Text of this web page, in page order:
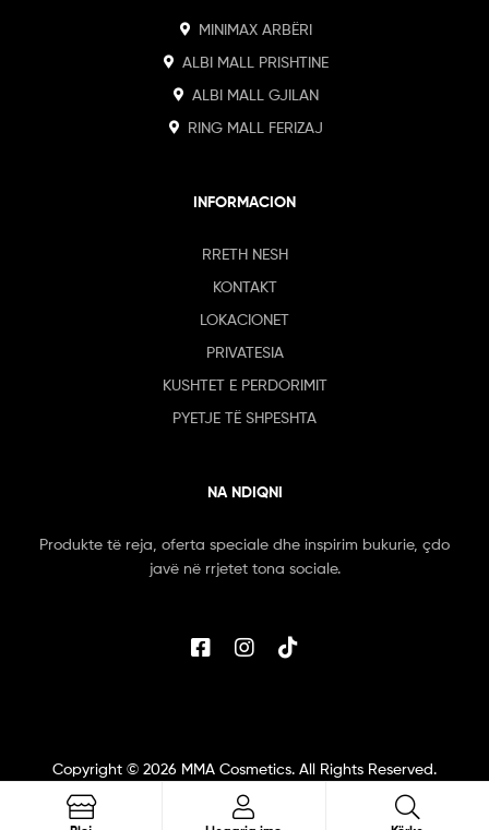
MINIMAX ARBËRI
ALBI MALL PRISHTINE
ALBI MALL GJILAN
RING MALL FERIZAJ
INFORMACION
RRETH NESH
KONTAKT
LOKACIONET
PRIVATESIA
KUSHTET E PERDORIMIT
PYETJE TË SHPESHTA
NA NDIQNI
Produkte të reja, oferta speciale dhe inspirim bukurie, çdo
javë në rrjetet tona sociale.
Copyright © 2026 MMA Cosmetics. All Rights Reserved.